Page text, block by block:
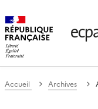
de
Accueil Archives